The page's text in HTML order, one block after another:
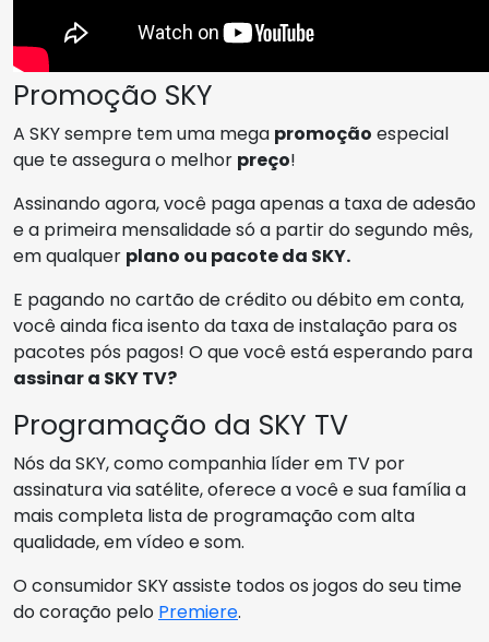
Promoção SKY
A SKY sempre tem uma mega promoção especial
que te assegura o melhor preço!
Assinando agora, você paga apenas a taxa de adesão
e a primeira mensalidade só a partir do segundo mês,
em qualquer plano ou pacote da SKY.
E pagando no cartão de crédito ou débito em conta,
você ainda fica isento da taxa de instalação para os
pacotes pós pagos! O que você está esperando para
assinar a SKY TV?
Programação da SKY TV
Nós da SKY, como companhia líder em TV por
assinatura via satélite, oferece a você e sua família a
mais completa lista de programação com alta
qualidade, em vídeo e som.
O consumidor SKY assiste todos os jogos do seu time
do coração pelo Premiere.